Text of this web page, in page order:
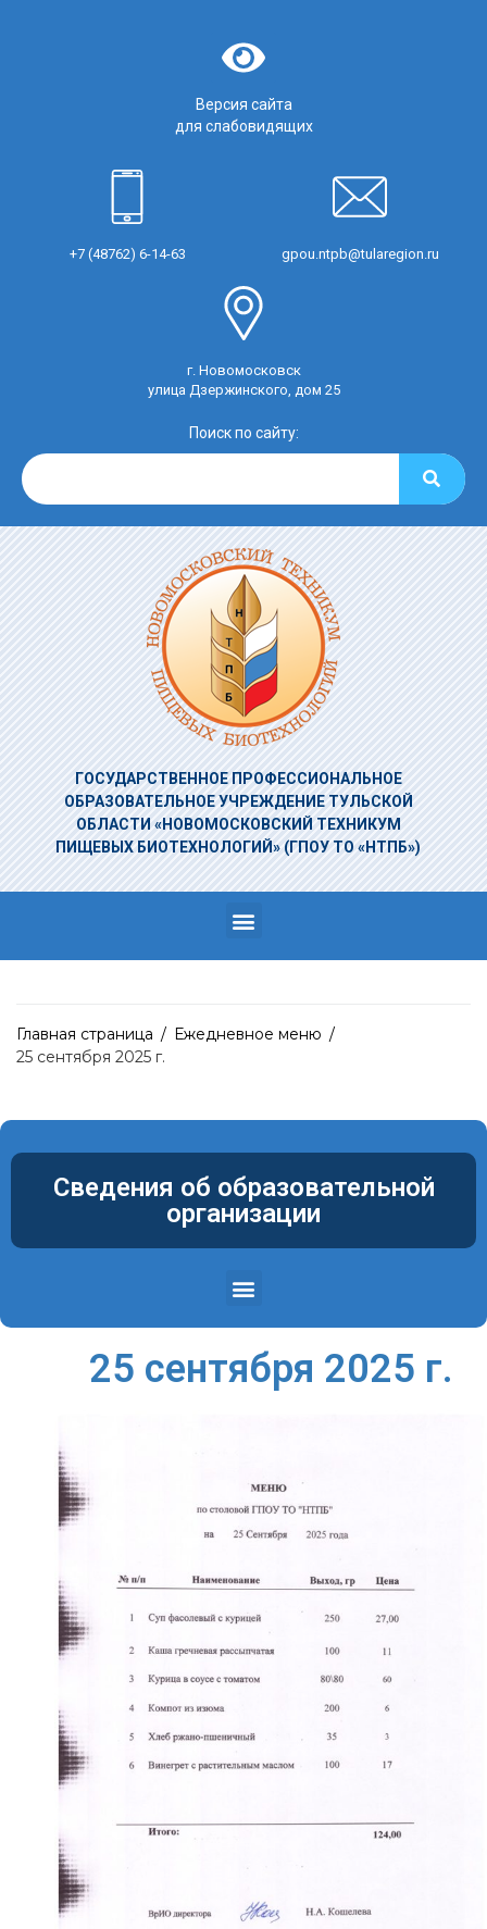
Версия сайта
для слабовидящих
+7 (48762) 6-14-63 gpou.ntpb@tularegion.ru
г. Новомосковск
улица Дзержинского, дом 25
Поиск по сайту:
ГОСУДАРСТВЕННОЕ ПРОФЕССИОНАЛЬНОЕ
ОБРАЗОВАТЕЛЬНОЕ УЧРЕЖДЕНИЕТУЛЬСКОЙ
ОБЛАСТИ «НОВОМОСКОВСКИЙ ТЕХНИКУМ
ПИЩЕВЫХ БИОТЕХНОЛОГИЙ» (ГПОУ ТО «НТПБ»)
Главная страница / Ежедневное меню /
25 сентября 2025 г.
Сведения об образовательной
организации
25 сентября 2025 г.